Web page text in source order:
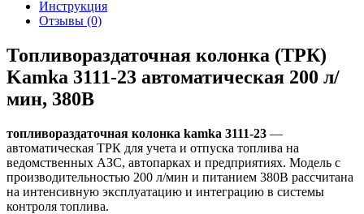
Инструкция
Отзывы (0)
Топливораздаточная колонка (ТРК)
Kamka 3111-23 автоматическая 200 л/
мин, 380В
топливораздаточная колонка kamka 3111-23 —
автоматическая ТРК для учета и отпуска топлива на
ведомственных АЗС, автопарках и предприятиях. Модель с
производительностью 200 л/мин и питанием 380В рассчитана
на интенсивную эксплуатацию и интеграцию в системы
контроля топлива.